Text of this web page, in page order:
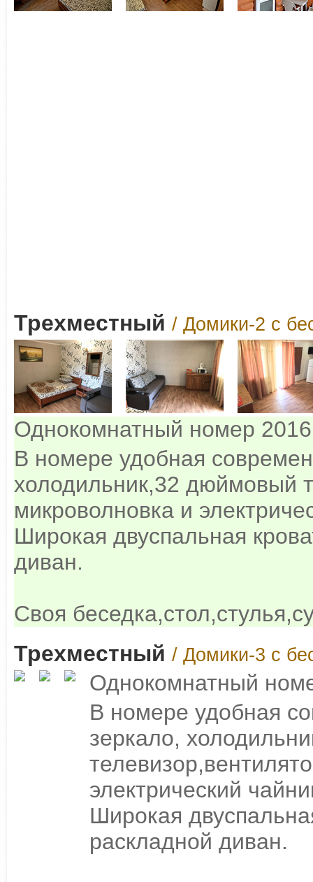
Трехместный / Домики-2 с
Однокомнатный номер 2016
В номере удобная
холодильник,32 дюймовый
микроволновка и
Широкая двуспальная
диван.
Своя
Трехместный / Домики-3 с
Однокомнатный
В номере удобная
зеркало,
электрический
Широкая
раскладной диван.